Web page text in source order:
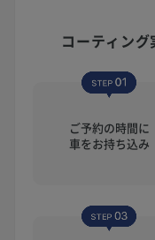
コーティング
ご予約の時間に
車をお持ち込み